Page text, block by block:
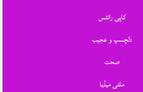
کاپی رائٹس
دلچسپ و عجیب
صحت
ملٹی میڈیا